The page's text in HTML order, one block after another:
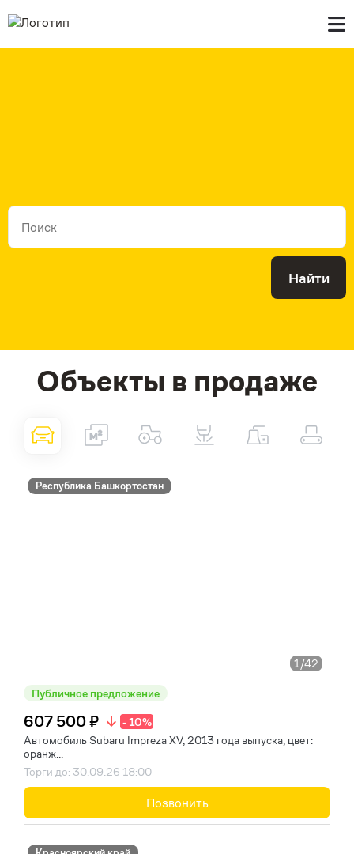
Найти
Объекты в продаже
Республика Башкортостан
1/42
Публичное предложение
607 500 ₽
- 10%
Автомобиль Subaru Impreza XV, 2013 года выпуска, цвет:
оранж...
Торги до: 30.09.26 18:00
Позвонить